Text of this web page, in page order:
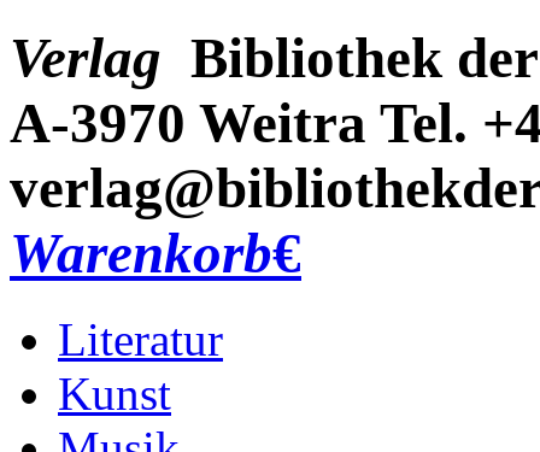
Verlag Bibliothek
A-3970 Weitra Tel.
Warenkorb€
Literatur
Kunst